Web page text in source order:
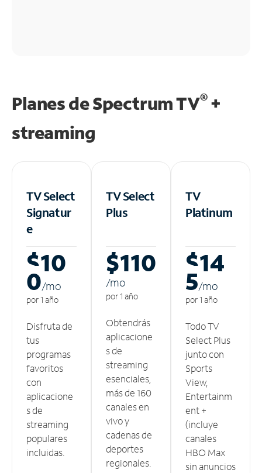
Planes de Spectrum TV®+
streaming
TV Select
Signatur
e
$10
0/mo
por 1 año
Disfruta de
tus
programas
favoritos
con
aplicacione
s de
streaming
populares
incluidas.
TV Select
Plus
$110
/mo
por 1 año
Obtendrás
aplicacione
s de
streaming
esenciales,
más de 160
canales en
vivo y
cadenas de
deportes
regionales.
TV
Platinum
$14
5/mo
por 1 año
Todo TV
Select Plus
junto con
Sports
View,
Entertainm
ent +
(incluye
canales
HBO Max
sin anuncios